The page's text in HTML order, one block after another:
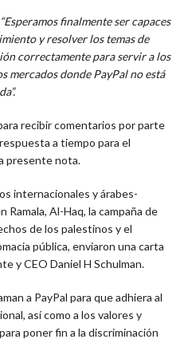
“Esperamos finalmente ser capaces
y resolver los temas de
correctamente para servir a los
mercados donde PayPal no está
recibir comentarios por parte
a tiempo para el
presente nota.
internacionales y árabes-
Al-Haq, la campaña de
de los palestinos y el
pública, enviaron una carta
y CEO Daniel H Schulman.
a PayPal para que adhiera al
así como a los valores y
poner fin a la discriminación